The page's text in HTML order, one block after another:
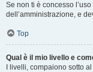
Se non ti è concesso
dell’amministrazione, e
Top
Qual è il mio livello e
I livelli, compaiono sotto